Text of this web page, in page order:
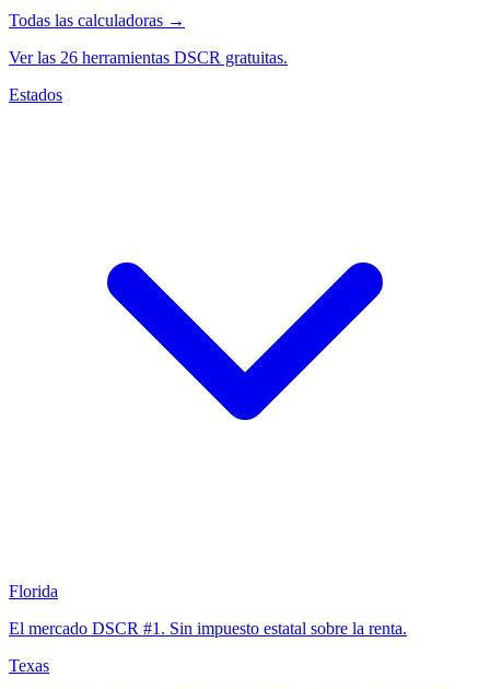
Todas las calculadoras →
Ver las 26 herramientas DSCR gratuitas.
Estados
Florida
El mercado DSCR #1. Sin impuesto estatal sobre la renta.
Texas